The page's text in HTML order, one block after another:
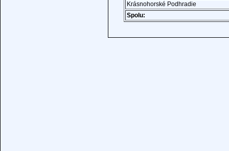
Krásnohorské Podhradie
Spolu: